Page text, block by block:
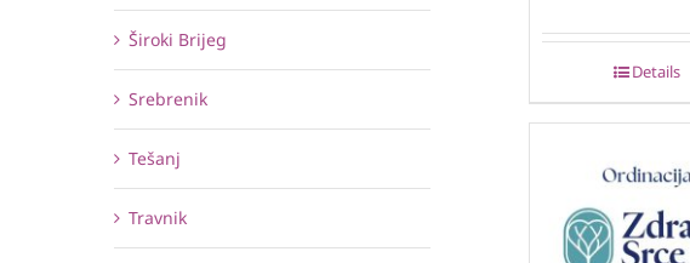
Details
Široki Brijeg
Srebrenik
Tešanj
Travnik